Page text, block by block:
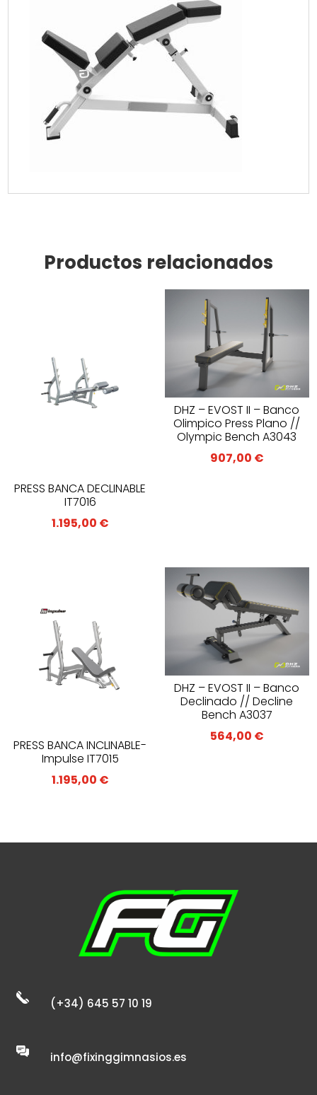
Productos relacionados
PRESS BANCA DECLINABLE
IT7016
1.195,00 €
DHZ – EVOST II – Banco
Olimpico Press Plano //
Olympic Bench A3043
907,00 €
PRESS BANCA INCLINABLE-
Impulse IT7015
1.195,00 €
DHZ – EVOST II – Banco
Declinado // Decline
Bench A3037
564,00 €
(+34) 645 57 10 19
info@fixinggimnasios.es